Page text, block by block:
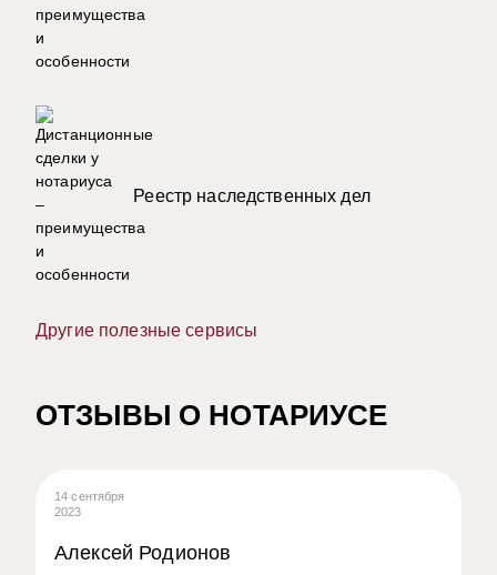
Реестр наследственных дел
Другие полезные сервисы
ОТЗЫВЫ О НОТАРИУСЕ
14 сентября
2023
Алексей Родионов